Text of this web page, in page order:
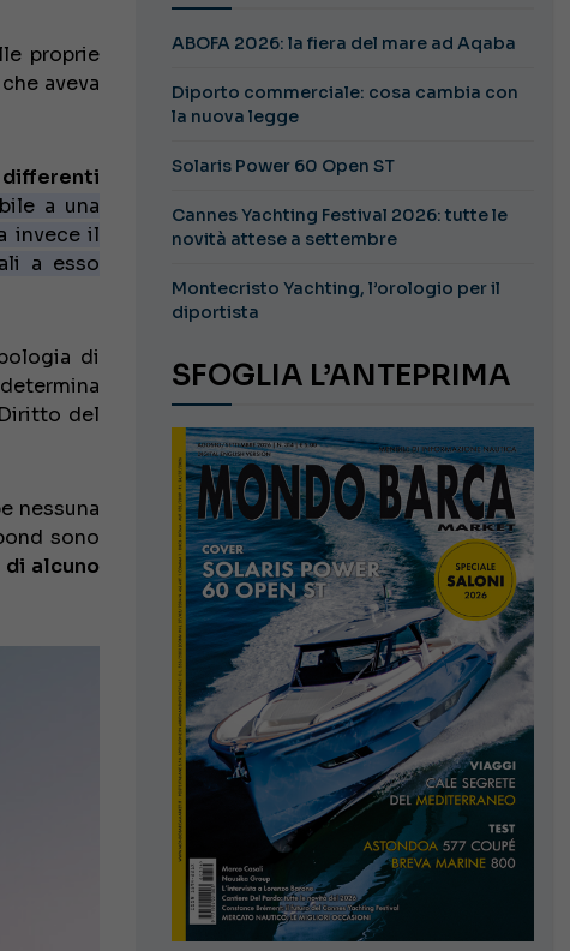
proprie
che aveva
differenti
a una
invece il
a esso
di
del
nessuna
sono
alcuno
ABOFA 2026: la fiera del mare ad Aqaba
Diporto commerciale: cosa cambia con
la nuova legge
Solaris Power 60 Open ST
Cannes Yachting Festival 2026: tutte le
novità attese a settembre
Montecristo Yachting, l’orologio per il
diportista
SFOGLIA L’ANTEPRIMA